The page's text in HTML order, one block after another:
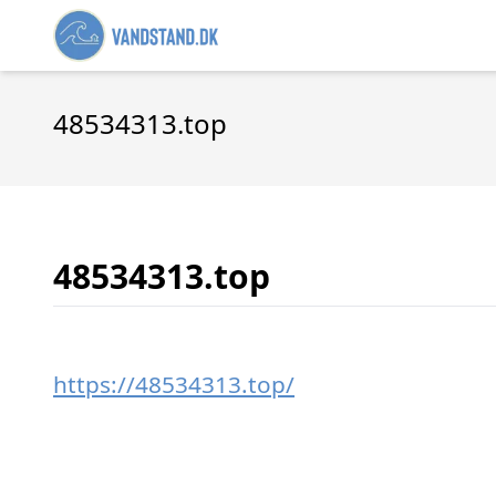
48534313.top
48534313.top
https://48534313.top/